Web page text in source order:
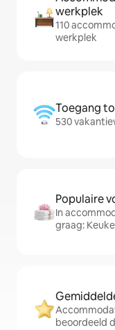
werkplek
110
werkplek
Toegang
530
Populaire
In
graag:
beoordeeld